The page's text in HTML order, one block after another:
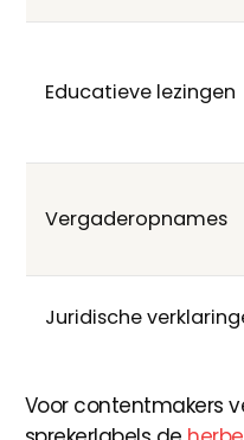
Educatieve lezingen
Vergaderopnames
Juridische
Voor contentmakers